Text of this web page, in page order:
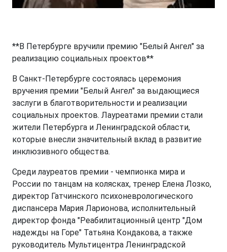
**В Петербурге вручили премию "Белый Ангел" за
реализацию социальных проектов**
В Санкт-Петербурге состоялась церемония
вручения премии "Белый Ангел" за выдающиеся
заслуги в благотворительности и реализации
социальных проектов. Лауреатами премии стали
жители Петербурга и Ленинградской области,
которые внесли значительный вклад в развитие
инклюзивного общества.
Среди лауреатов премии - чемпионка мира и
России по танцам на колясках, тренер Елена Лозко,
директор Гатчинского психоневрологического
диспансера Мария Ларионова, исполнительный
директор фонда "Реабилитационный центр "Дом
надежды на Горе" Татьяна Кондакова, а также
руководитель Мультицентра Ленинградской